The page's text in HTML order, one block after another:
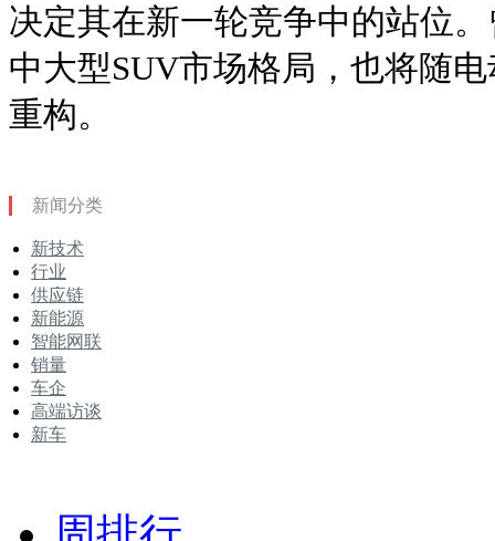
决定其在新一轮竞争中的站位
中大型SUV市场格局，也将随
重构。
新闻分类
新技术
行业
供应链
新能源
智能网联
销量
车企
高端访谈
新车